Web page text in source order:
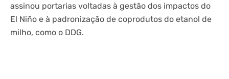
assinou portarias voltadas à gestão dos impactos do
El Niño e à padronização de coprodutos do etanol de
milho, como o DDG.